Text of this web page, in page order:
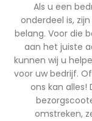
Als u een
onderdeel is,
belang. Voor die
aan het juiste
kunnen wij u
voor uw bedrijf.
ons kan alles!
omstreken,